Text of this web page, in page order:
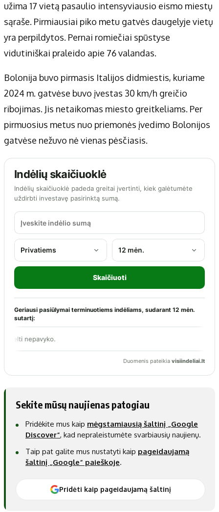
užima 17 vietą pasaulio intensyviausio eismo miestų
sąraše. Pirmiausiai piko metu gatvės daugelyje vietų
yra perpildytos. Pernai romiečiai spūstyse
vidutiniškai praleido apie 76 valandas.
Bolonija buvo pirmasis Italijos didmiestis, kuriame
2024 m. gatvėse buvo įvestas 30 km/h greičio
ribojimas. Jis netaikomas miesto greitkeliams. Per
pirmuosius metus nuo priemonės įvedimo Bolonijos
gatvėse nežuvo nė vienas pėsčiasis.
Sekite mūsų naujienas patogiau
Pridėkite mus kaip mėgstamiausią šaltinį „Google
Discover“, kad nepraleistumėte svarbiausių naujienų.
Taip pat galite mus nustatyti kaip pageidaujamą
šaltinį „Google“ paieškoje.
Pridėti kaip pageidaujamą šaltinį